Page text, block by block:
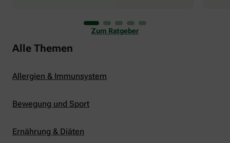
er uns auch ganz schön zu schaffen. Wenn die
Temperaturen tagsüber auf mehr als 30 Grad
klettern und uns warme Tropennächte den Schlaf
rauben, sehnen wir uns oft nach einem
Zum Ratgeber
Alle Themen
Allergien & Immunsystem
Bewegung und Sport
Ernährung & Diäten